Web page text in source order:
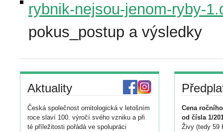
rybnik-nejsou-jenom-ryby-
pokus_postup a výsledky
Aktuality
Česká společnost ornitologická v letošním
roce slaví 100. výročí svého vzniku a při
té příležitosti pořádá ve spolupráci
Cena
od čísla 1/
Živy (tedy 59